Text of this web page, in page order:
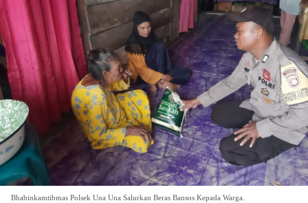
Bhabinkamtibmas Polsek Una Una Salurkan Beras Bansos Kepada Warga.